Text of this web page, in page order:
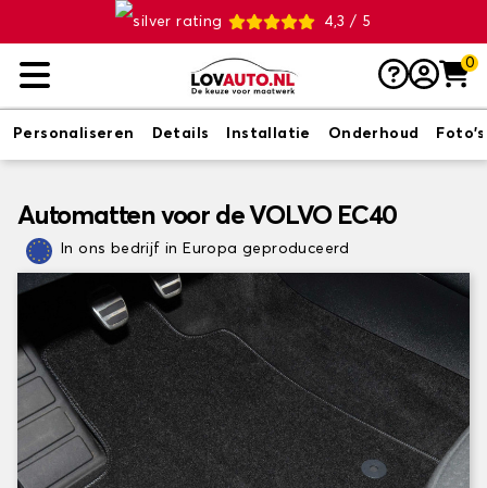
4,3 / 5
0
Personaliseren Details Installatie Onderhoud Foto's
Automatten voor de VOLVO EC40
In ons bedrijf in Europa geproduceerd